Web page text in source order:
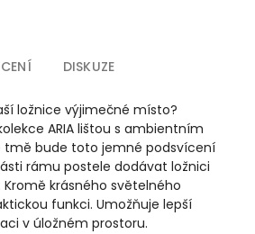
DISKUZE
ložnice výjimečné místo?
ARIA lištou s ambientním
tmě bude toto jemné podsvícení
rámu postele dodávat ložnici
krásného světelného
funkci. Umožňuje lepší
v úložném prostoru.